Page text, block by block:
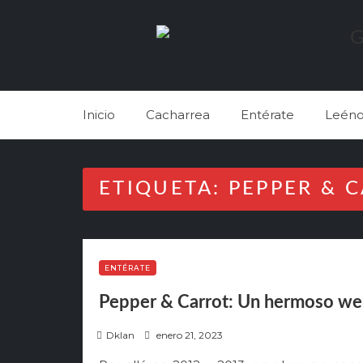
Inicio Cacharrea Entérate
ETIQUETA: PEPPER &
ENTÉRATE
Pepper & Carrot: Un hermoso
Dklan enero 21, 2023